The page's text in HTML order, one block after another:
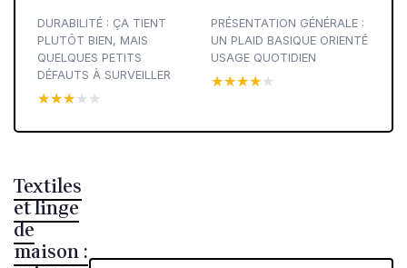
DURABILITÉ : ÇA TIENT
PLUTÔT BIEN, MAIS
QUELQUES PETITS
DÉFAUTS À SURVEILLER
★★★★★
★★★★★
PRÉSENTATION GÉNÉRALE :
UN PLAID BASIQUE ORIENTÉ
USAGE QUOTIDIEN
★★★★★
★★★★★
Textiles
et linge
de
maison :